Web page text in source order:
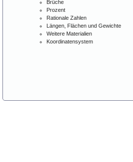
Brüche
Prozent
Rationale Zahlen
Längen, Flächen und Gewichte
Weitere Materialien
Koordinatensystem